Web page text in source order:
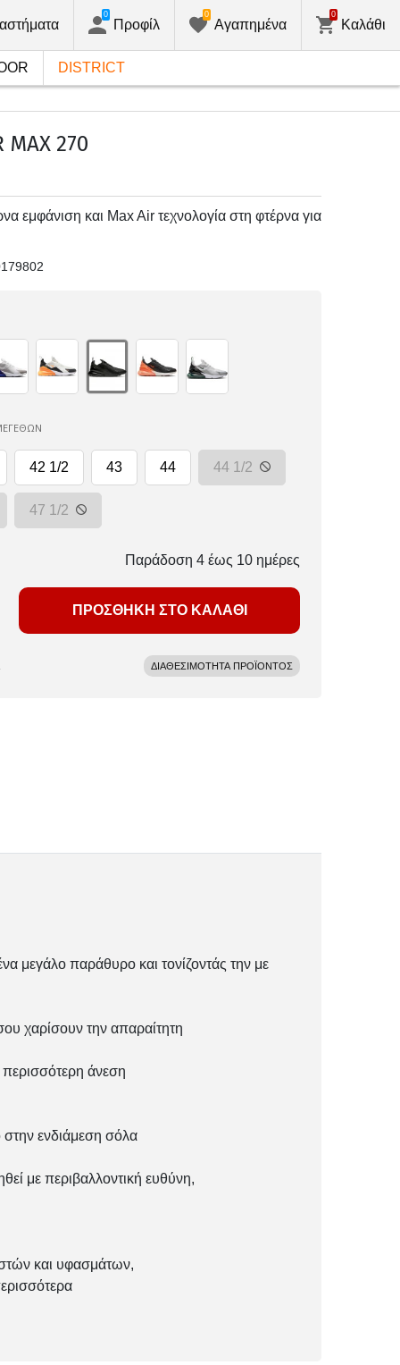
Προφίλ
0
Αγαπημένα
0
Καλάθι
0
DISTRICT
MAX 270
εμφάνιση και Max Air τεχνολογία στη φτέρνα για
42 1/2 43 44 44 1/2
47 1/2
Παράδοση 4 έως 10 ημέρες
ΠΡΟΣΘΗΚΗ ΣΤΟ ΚΑΛΑΘΙ
ΔΙΑΘΕΣΙΜΟΤΗΤΑ ΠΡΟΪΟΝΤΟΣ
μεγάλο παράθυρο και τονίζοντάς την με
χαρίσουν την απαραίτητη
περισσότερη άνεση
ενδιάμεση σόλα
με περιβαλλοντική ευθύνη,
και υφασμάτων,